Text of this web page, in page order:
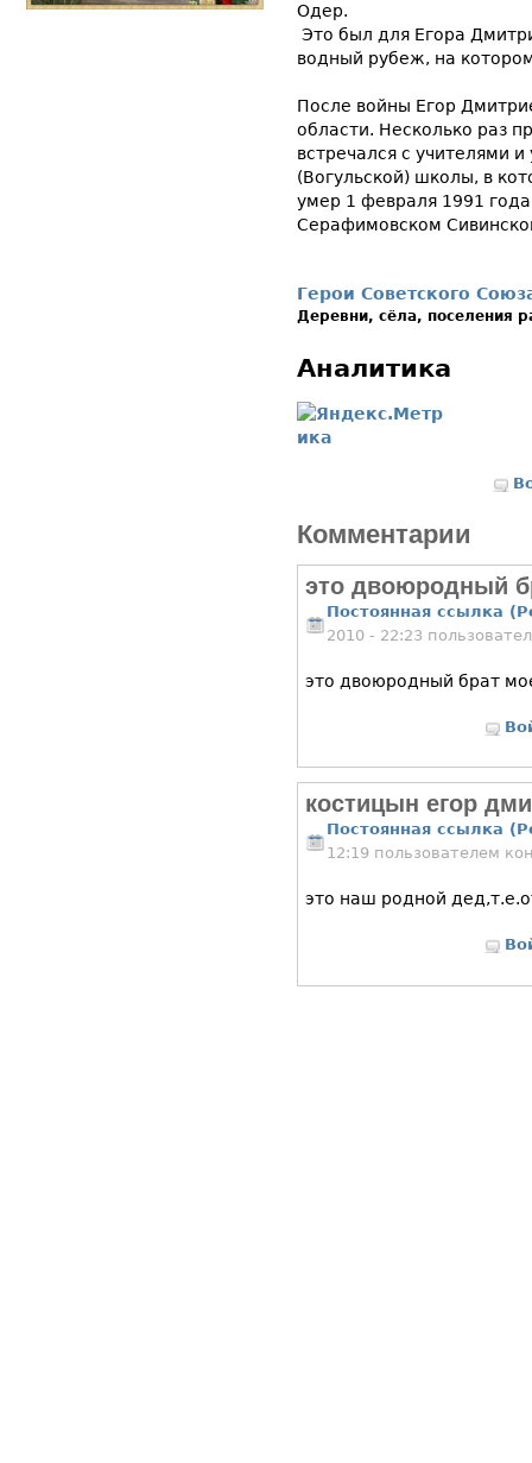
Одер.
Это был для Егора
водный рубеж, на
После войны Егор
области. Несколько раз
встречался с учителями
(Вогульской) школы, в
умер 1 февраля 1991
Серафимовском
Герои Советского
Деревни, сёла, поселения
Аналитика
Комментарии
это двоюродный
Постоянная ссылка
2010 - 22:23
это двоюродный брат
костицын егор
Постоянная ссылка
12:19 пользователем
это наш родной